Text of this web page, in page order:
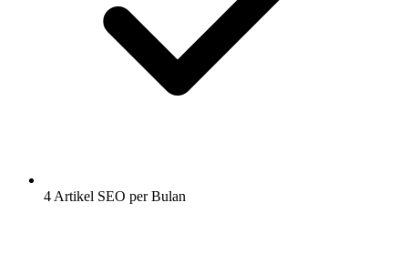
4 Artikel SEO per Bulan